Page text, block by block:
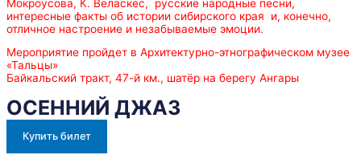
Мокроусова, К. Веласкес, русские народные песни,
интересные факты об истории сибирского края и, конечно,
отличное настроение и незабываемые эмоции.
Мероприятие пройдет в Архитектурно-этнографическом музее
«Тальцы»
Байкальский тракт, 47-й км., шатёр на берегу Ангары
ОСЕННИЙ ДЖАЗ
Купить билет